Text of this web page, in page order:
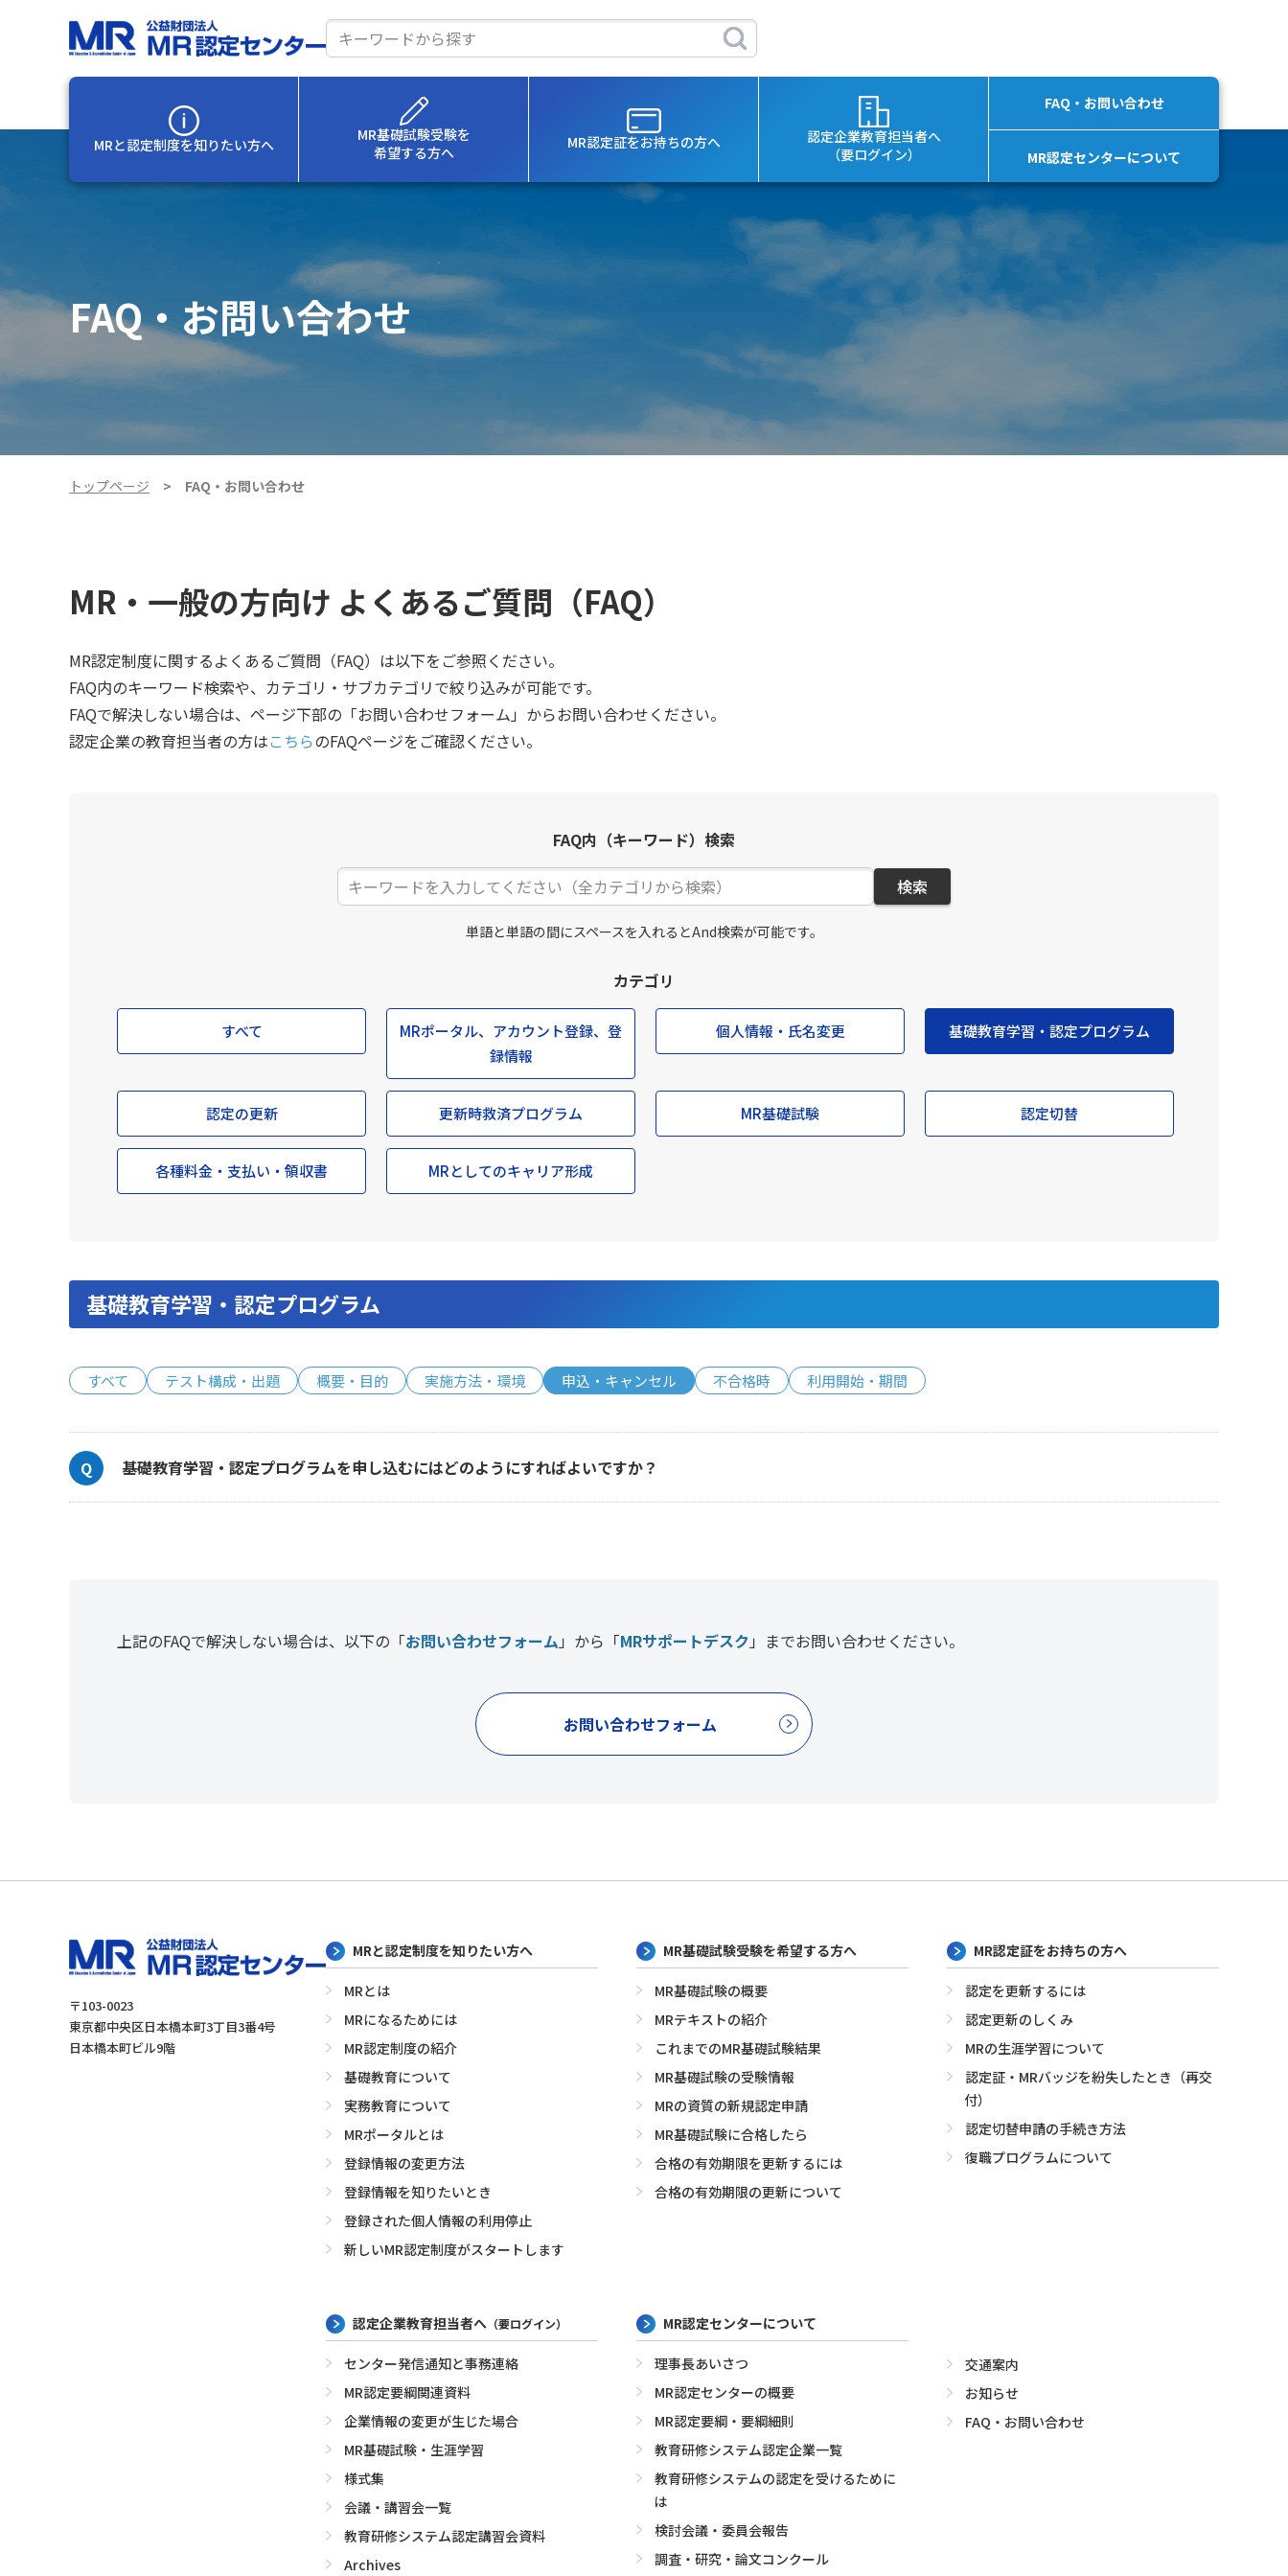
サ
イ
索
MRと認定制度を知りたい方へ
MR基礎試験受験を
希望する方へ
MR認定証をお持ちの方へ
認定企業教育担当者へ
（要ログイン）
FAQ・お問い合わせ
MR認定センターについて
FAQ・お問い合わせ
トップページ FAQ・お問い合わせ
MR・一般の方向け よくあるご質問（FAQ）
MR認定制度に関するよくあるご質問（FAQ）は以下をご参照ください。
FAQ内のキーワード検索や、カテゴリ・サブカテゴリで絞り込みが可能です。
FAQで解決しない場合は、ページ下部の「お問い合わせフォーム」からお問い合わせください。
認定企業の教育担当者の方はこちらのFAQページをご確認ください。
FAQ内（キーワード）検索
検索
単語と単語の間にスペースを入れるとAnd検索が可能です。
カテゴリ
すべて
MRポータル、アカウント登録、登
録情報
個人情報・氏名変更 基礎教育学習・認定プログラム
認定の更新 更新時救済プログラム MR基礎試験 認定切替
各種料金・支払い・領収書 MRとしてのキャリア形成
基礎教育学習・認定プログラム
すべて テスト構成・出題 概要・目的 実施方法・環境 申込・キャンセル 不合格時 利用開始・期間
基礎教育学習・認定プログラムを申し込むにはどのようにすればよいですか？
上記のFAQで解決しない場合は、以下の「お問い合わせフォーム 」から「MRサポートデスク 」までお問い合わせください。
お問い合わせフォーム
〒103-0023
東京都中央区日本橋本町3丁目3番4号
日本橋本町ビル9階
MRと認定制度を知りたい方へ
MRとは
MRになるためには
MR認定制度の紹介
基礎教育について
実務教育について
MRポータルとは
登録情報の変更方法
登録情報を知りたいとき
登録された個人情報の利用停止
新しいMR認定制度がスタートします
MR基礎試験受験を希望する方へ
MR基礎試験の概要
MRテキストの紹介
これまでのMR基礎試験結果
MR基礎試験の受験情報
MRの資質の新規認定申請
MR基礎試験に合格したら
合格の有効期限を更新するには
合格の有効期限の更新について
MR認定証をお持ちの方へ
認定を更新するには
認定更新のしくみ
MRの生涯学習について
認定証・MRバッジを紛失したとき（再交
付）
認定切替申請の手続き方法
復職プログラムについて
認定企業教育担当者へ （要ログイン）
センター発信通知と事務連絡
MR認定要綱関連資料
企業情報の変更が生じた場合
MR基礎試験・生涯学習
様式集
会議・講習会一覧
教育研修システム認定講習会資料
Archives
MR認定センターについて
理事長あいさつ
MR認定センターの概要
MR認定要綱・要綱細則
教育研修システム認定企業一覧
教育研修システムの認定を受けるために
は
検討会議・委員会報告
調査・研究・論文コンクール
交通案内
お知らせ
FAQ・お問い合わせ